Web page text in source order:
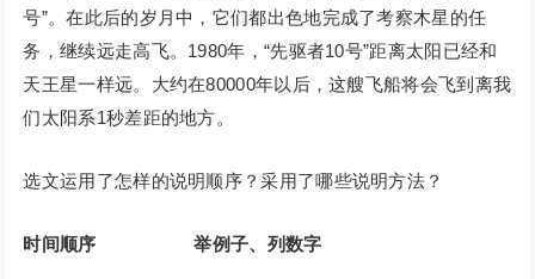
号”。在此后的岁月中，它们都出色地完成了考察木星的任
务，继续远走高飞。1980年，“先驱者10号”距离太阳已经和
天王星一样远。大约在80000年以后，这艘飞船将会飞到离我
们太阳系1秒差距的地方。
选文运用了怎样的说明顺序？采用了哪些说明方法？
时间顺序 举例子、列数字